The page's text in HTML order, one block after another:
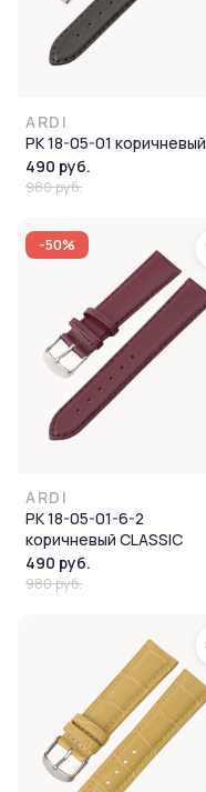
ARDI
РК 18-05-01 коричневый
490 руб.
980 руб.
-50%
ARDI
РК 18-05-01-6-2
коричневый CLASSIC
490 руб.
980 руб.